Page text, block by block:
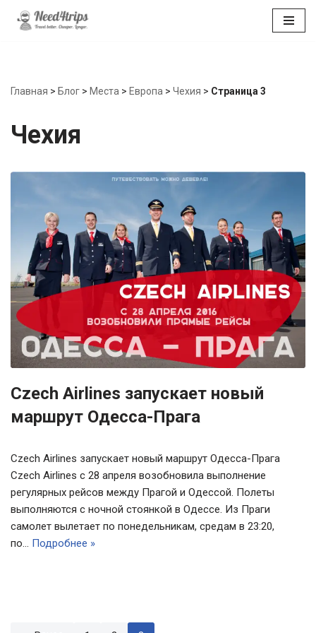
Главная > Блог > Места > Европа > Чехия > Страница 3
Чехия
Czech Airlines запускает новый
маршрут Одесса-Прага
Czech Airlines запускает новый маршрут Одесса-Прага
Czech Airlines с 28 апреля возобновила выполнение
регулярных рейсов между Прагой и Одессой. Полеты
выполняются с ночной стоянкой в Одессе. Из Праги
самолет вылетает по понедельникам, средам в 23:20,
по… Подробнее »